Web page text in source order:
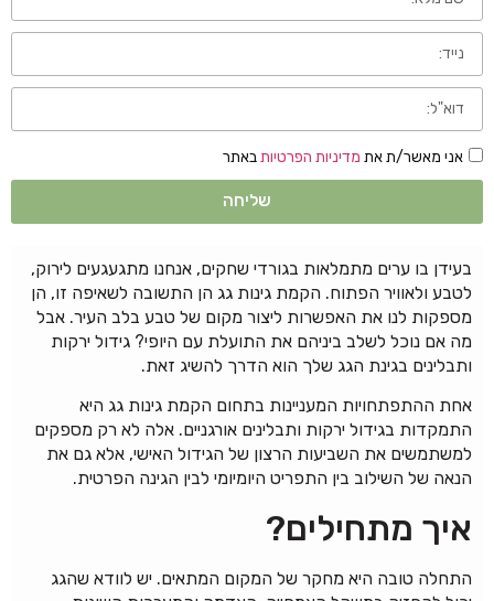
אני מאשר/ת את מדיניות הפרטיותבאתר
שליחה
בעידן בו ערים מתמלאות בגורדי שחקים, אנחנו מתגעגעים לירוק,
לטבע ולאוויר הפתוח. הקמת גינות גג הן התשובה לשאיפה זו, הן
מספקות לנו את האפשרות ליצור מקום של טבע בלב העיר. אבל
מה אם נוכל לשלב ביניהם את התועלת עם היופי? גידול ירקות
ותבלינים בגינת הגג שלך הוא הדרך להשיג זאת.
אחת ההתפתחויות המעניינות בתחום הקמת גינות גג היא
התמקדות בגידול ירקות ותבלינים אורגניים. אלה לא רק מספקים
למשתמשים את השביעות הרצון של הגידול האישי, אלא גם את
הנאה של השילוב בין התפריט היומיומי לבין הגינה הפרטית.
איך מתחילים?
התחלה טובה היא מחקר של המקום המתאים. יש לוודא שהגג